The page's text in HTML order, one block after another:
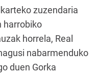
zuzendaria
harrobiko
horrela, Real
nabarmenduko
duen Gorka